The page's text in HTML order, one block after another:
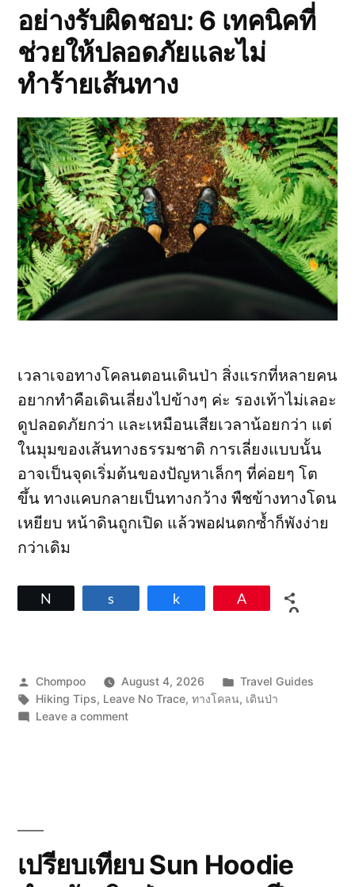
ฤดู
ฝน
ที่
แม่แจ่ม
อย่างรับผิดชอบ: 6 เทคนิคที่
ช่วยให้ปลอดภัยและไม่
ทำร้ายเส้นทาง
เวลาเจอทางโคลนตอนเดินป่า สิ่งแรกที่หลายคน
อยากทำคือเดินเลี่ยงไปข้างๆ ค่ะ รองเท้าไม่เลอะ
ดูปลอดภัยกว่า และเหมือนเสียเวลาน้อยกว่า แต่
ในมุมของเส้นทางธรรมชาติ การเลี่ยงแบบนั้น
อาจเป็นจุดเริ่มต้นของปัญหาเล็กๆ ที่ค่อยๆ โต
ขึ้น ทางแคบกลายเป็นทางกว้าง พืชข้างทางโดน
เหยียบ หน้าดินถูกเปิด แล้วพอฝนตกซ้ำก็พังง่าย
กว่าเดิม
0
Posted
by
Chompoo August 4, 2026
Posted
in
Travel Guides
Tags:
Hiking Tips, Leave No Trace,ทางโคลน, เดินป่า
Leave a commenton
รับ
ผิด
เปรียบเทียบ Sun Hoodie